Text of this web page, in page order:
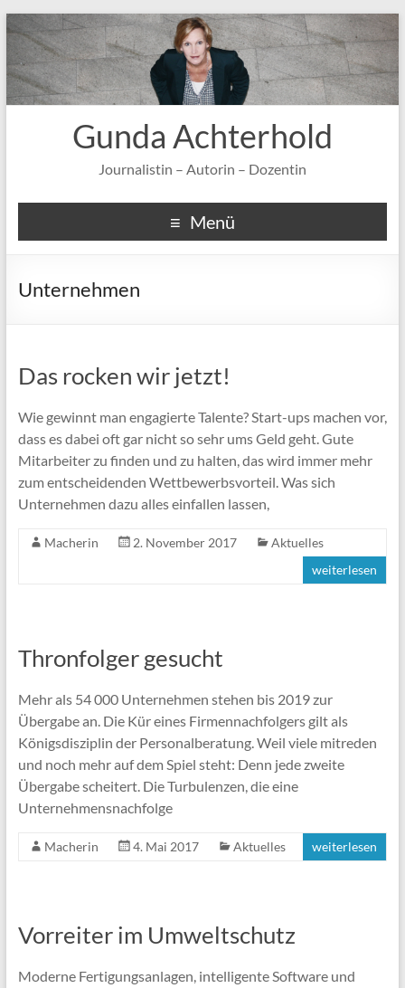
Gunda Achterhold
Journalistin – Autorin – Dozentin
Menü
Unternehmen
Das rocken wir jetzt!
Wie gewinnt man engagierte Talente? Start-ups machen vor,
dass es dabei oft gar nicht so sehr ums Geld geht. Gute
Mitarbeiter zu finden und zu halten, das wird immer mehr
zum entscheidenden Wettbewerbsvorteil. Was sich
Unternehmen dazu alles einfallen lassen,
Macherin 2. November 2017
Aktuelles
weiterlesen
Thronfolger gesucht
Mehr als 54 000 Unternehmen stehen bis 2019 zur
Übergabe an. Die Kür eines Firmennachfolgers gilt als
Königsdisziplin der Personalberatung. Weil viele mitreden
und noch mehr auf dem Spiel steht: Denn jede zweite
Übergabe scheitert. Die Turbulenzen, die eine
Unternehmensnachfolge
Macherin 4. Mai 2017 Aktuelles weiterlesen
Vorreiter im Umweltschutz
Moderne Fertigungsanlagen, intelligente Software und